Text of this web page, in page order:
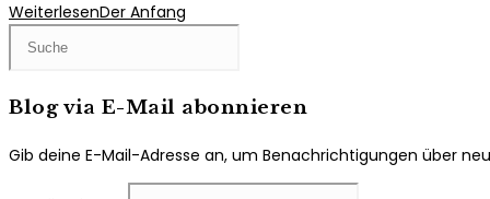
WeiterlesenDer Anfang
Blog via E-Mail abonnieren
Gib deine E-Mail-Adresse an, um Benachrichtigungen über